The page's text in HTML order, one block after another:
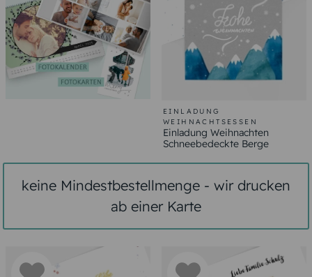
EINLADUNG
WEIHNACHTSESSEN
Einladung Weihnachten
Schneebedeckte Berge
keine Mindestbestellmenge - wir drucken
ab einer Karte